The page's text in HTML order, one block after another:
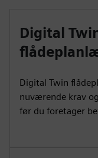
Digital
Digital Twin
nuværende krav
før du foretager